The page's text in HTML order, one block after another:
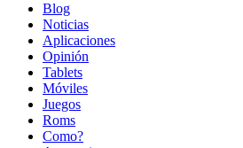
Blog
Noticias
Aplicaciones
Opinión
Tablets
Móviles
Juegos
Roms
Como?